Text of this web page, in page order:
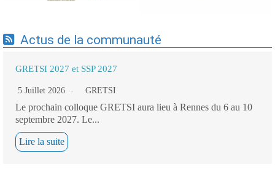
Actus de la communauté
GRETSI 2027 et SSP 2027
5 Juillet 2026 GRETSI
Le prochain colloque GRETSI aura lieu à Rennes du 6 au 10
septembre 2027. Le...
Lire la suite